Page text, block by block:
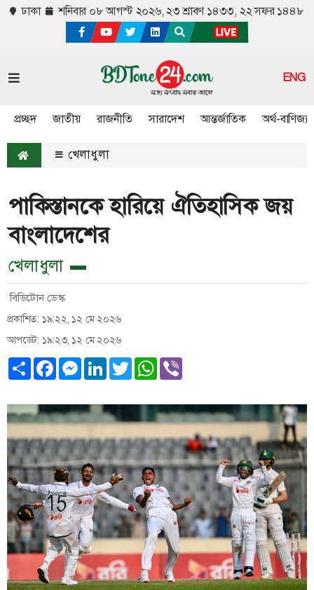
ঢাকা শনিবার ০৮ আগস্ট ২০২৬,২৩ শ্রাবণ ১৪৩৩, ২২ সফর ১৪৪৮
ENG
প্রচ্ছদ জাতীয় রাজনীতি সারাদেশ আন্তর্জাতিক অর্থ-বাণিজ্য
খেলাধুলা
পাকিস্তানকে হারিয়ে ঐতিহাসিক জয়
বাংলাদেশের
খেলাধুলা
বিডিটোন ডেস্ক
প্রকাশিত: ১৯:২২, ১২ মে ২০২৬
আপডেট: ১৯:২৩, ১২ মে ২০২৬
ShareFacebookMessenger
LinkedInTwitterWhatsApp